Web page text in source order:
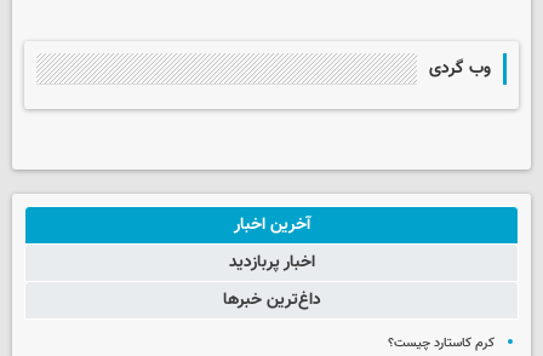
وب گردی
آخرین اخبار
اخبار پربازدید
داغ‌ترین خبرها
کرم کاستارد چیست؟